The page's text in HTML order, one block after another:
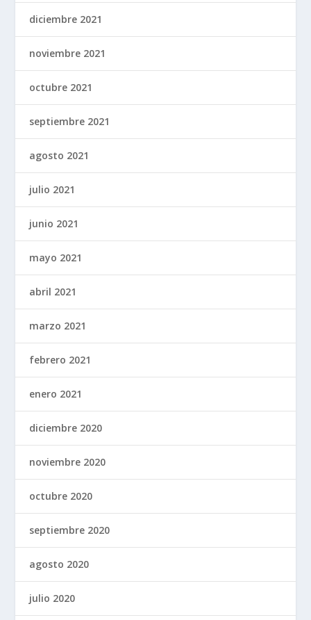
diciembre 2021
noviembre 2021
octubre 2021
septiembre 2021
agosto 2021
julio 2021
junio 2021
mayo 2021
abril 2021
marzo 2021
febrero 2021
enero 2021
diciembre 2020
noviembre 2020
octubre 2020
septiembre 2020
agosto 2020
julio 2020